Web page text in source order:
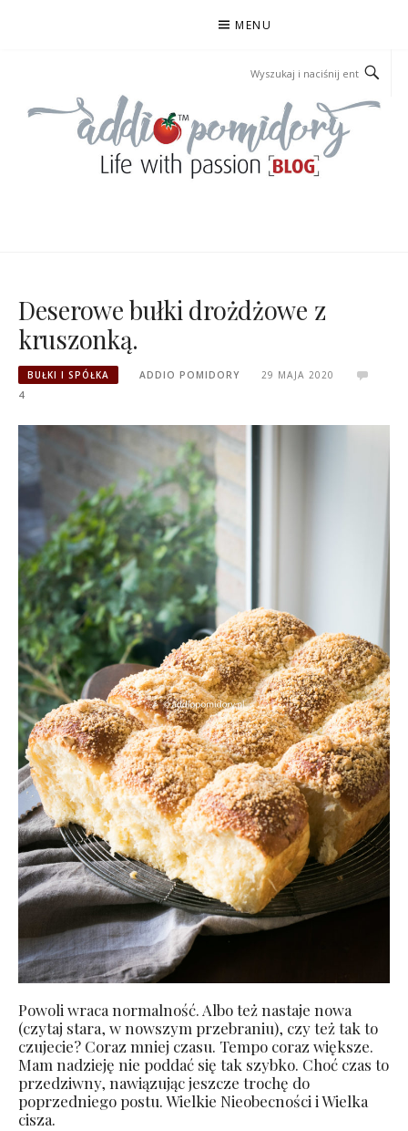
MENU
Deserowe bułki drożdżowe z
kruszonką.
BUŁKI I SPÓŁKA ADDIO POMIDORY
29 MAJA 2020
4
Powoli wraca normalność. Albo też nastaje nowa
(czytaj stara, w nowszym przebraniu), czy też tak to
czujecie? Coraz mniej czasu. Tempo coraz większe.
Mam nadzieję nie poddać się tak szybko. Choć czas to
przedziwny, nawiązując jeszcze trochę do
poprzedniego postu. Wielkie Nieobecności i Wielka
cisza.